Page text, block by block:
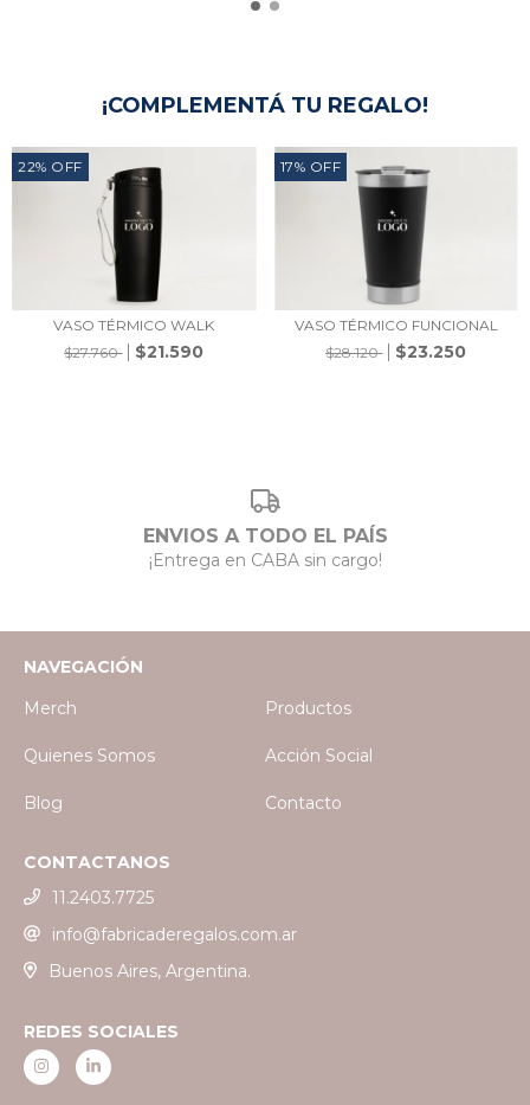
¡COMPLEMENTÁ TU REGALO!
22% OFF
VASO TÉRMICO WALK
$27.760
$21.590
17% OFF
VASO TÉRMICO FUNCIONAL
$28.120
$23.250
ENVIOS A TODO EL PAÍS
¡Entrega en CABA sin cargo!
NAVEGACIÓN
Merch
Productos
Quienes Somos Acción Social
Blog Contacto
CONTACTANOS
11.2403.7725
info@fabricaderegalos.com.ar
Buenos Aires, Argentina.
REDES SOCIALES